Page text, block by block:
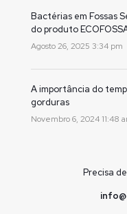
Bactérias em Fossas
do produto
Agosto 26, 2025 3:34 pm
A importância do
gorduras
Novembro 6, 2024 11:48
Precisa